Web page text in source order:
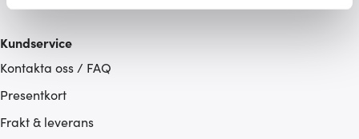
ska anpassas efter det som vi tror att du tycker om. Det
gör också att vi kan analysera vår trafik och göra
som du vill dela med dig av.
Kundservice
Kontakta oss / FAQ
Presentkort
Frakt & leverans